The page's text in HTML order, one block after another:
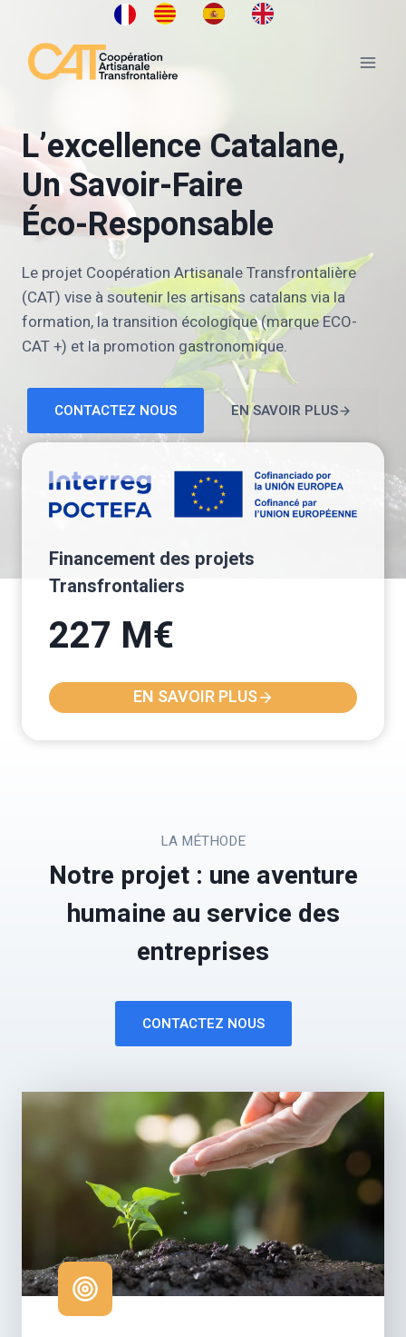
contenu
L’excellence Catalane,
Un Savoir-Faire
Éco-Responsable
Le projet Coopération Artisanale Transfrontalière
(CAT) vise à soutenir les artisans catalans via la
formation, la transition écologique (marque ECO-
CAT +) et la promotion gastronomique.
CONTACTEZ NOUS EN SAVOIR PLUS
Financement des projets
Transfrontaliers
227 M€
EN SAVOIR PLUS
LA MÉTHODE
Notre projet : une aventure
humaine au service des
entreprises
CONTACTEZ NOUS